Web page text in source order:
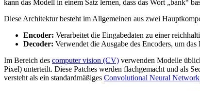
kann das Modell in einem Satz lernen, dass das Wort „bank“
Diese Architektur besteht im Allgemeinen aus zwei
Encoder: Verarbeitet die Eingabedaten zu einer
Decoder: Verwendet die Ausgabe des Encoders, um
Im Bereich des computer vision (CV) verwenden Modelle
Pixel) unterteilt. Diese Patches werden flachgemacht und als
versteht als ein standardmäßiges Convolutional Neural